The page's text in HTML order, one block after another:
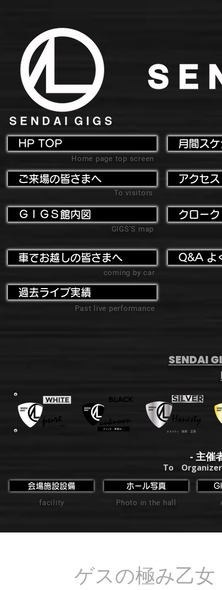
HP TOP
Home page top screen
ご来場の皆さまへ
To visitors
ＧＩＧＳ館内図
GIGS'S map
月間ス
アクセ
クローク
車でお越しの皆さまへ
coming by car
過去ライブ実績
Past live performance
Q&A よ
SENDAI
- 主催
To
会場施設設備
facility
ホール写真
Photo in the hall
ゲスの極み乙女